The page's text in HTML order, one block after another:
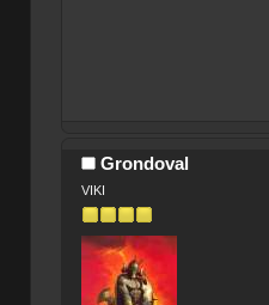
Grondoval
VIKI